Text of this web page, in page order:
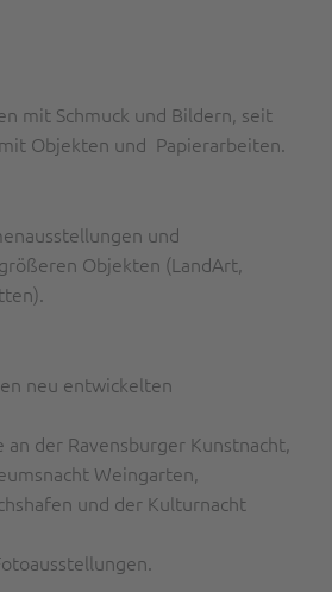
mit Schmuck und Bildern, seit
Objekten und Papierarbeiten.
und
Objekten (LandArt,
neu entwickelten
an der Ravensburger Kunstnacht,
Weingarten,
und der Kulturnacht